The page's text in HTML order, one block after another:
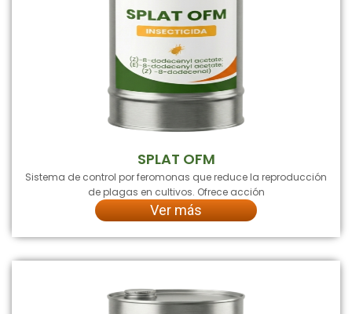
SPLAT OFM
Sistema de control por feromonas que reduce la reproducción
de plagas en cultivos. Ofrece acción
Ver más